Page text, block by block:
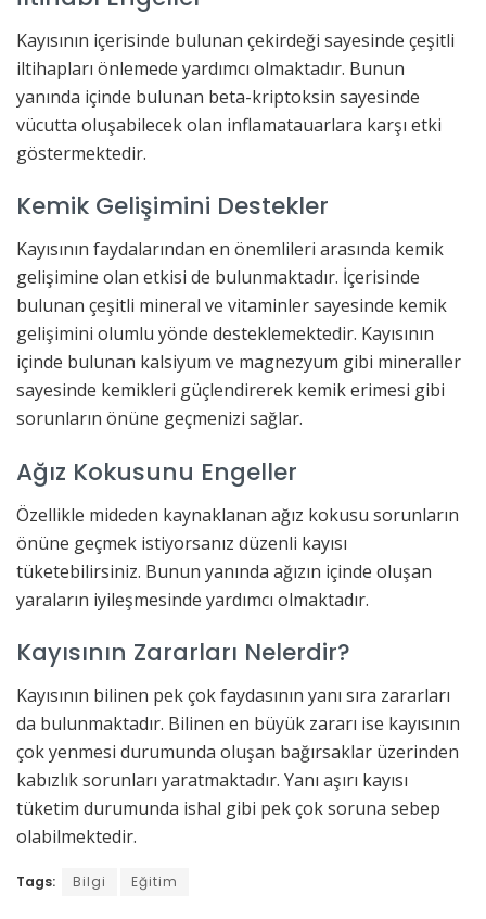
Kayısının içerisinde bulunan çekirdeği sayesinde çeşitli
iltihapları önlemede yardımcı olmaktadır. Bunun
yanında içinde bulunan beta-kriptoksin sayesinde
vücutta oluşabilecek olan inflamatauarlara karşı etki
göstermektedir.
Kemik Gelişimini Destekler
Kayısının faydalarından en önemlileri arasında kemik
gelişimine olan etkisi de bulunmaktadır. İçerisinde
bulunan çeşitli mineral ve vitaminler sayesinde kemik
gelişimini olumlu yönde desteklemektedir. Kayısının
içinde bulunan kalsiyum ve magnezyum gibi mineraller
sayesinde kemikleri güçlendirerek kemik erimesi gibi
sorunların önüne geçmenizi sağlar.
Ağız Kokusunu Engeller
Özellikle mideden kaynaklanan ağız kokusu sorunların
önüne geçmek istiyorsanız düzenli kayısı
tüketebilirsiniz. Bunun yanında ağızın içinde oluşan
yaraların iyileşmesinde yardımcı olmaktadır.
Kayısının Zararları Nelerdir?
Kayısının bilinen pek çok faydasının yanı sıra zararları
da bulunmaktadır. Bilinen en büyük zararı ise kayısının
çok yenmesi durumunda oluşan bağırsaklar üzerinden
kabızlık sorunları yaratmaktadır. Yanı aşırı kayısı
tüketim durumunda ishal gibi pek çok soruna sebep
olabilmektedir.
Tags: Bilgi Eğitim